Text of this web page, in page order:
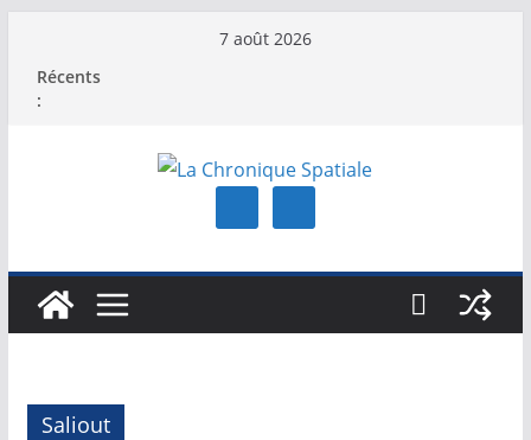
contenu
7 août 2026
Récents
:
Saliout